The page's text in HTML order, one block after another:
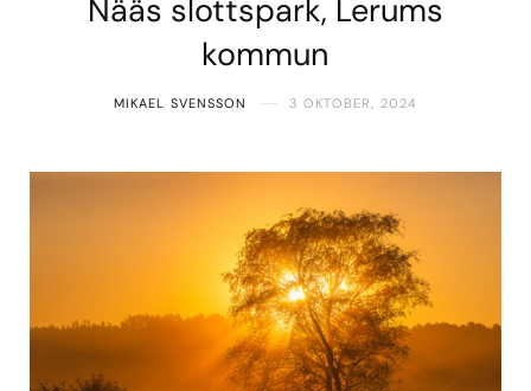
Nääs slottspark, Lerums
kommun
MIKAEL SVENSSON 3 OKTOBER, 2024